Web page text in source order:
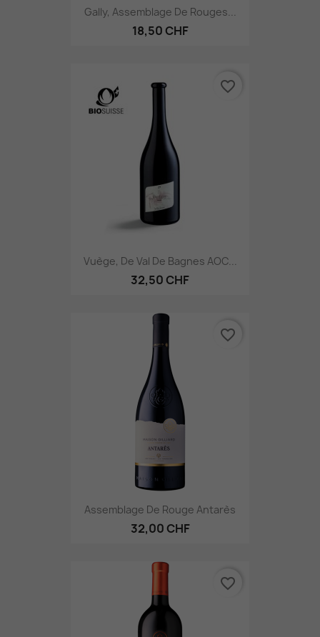
Gally, Assemblage De Rouges...
18,50 CHF
Vuège, De Val De Bagnes AOC...
32,50 CHF
favorite_border
Assemblage De Rouge Antarès
32,00 CHF
favorite_border
favorite_border